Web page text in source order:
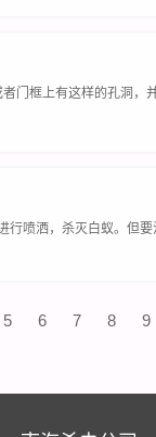
门框上有这样的孔洞
喷洒，杀灭白蚁。但
5 6 7 8 9